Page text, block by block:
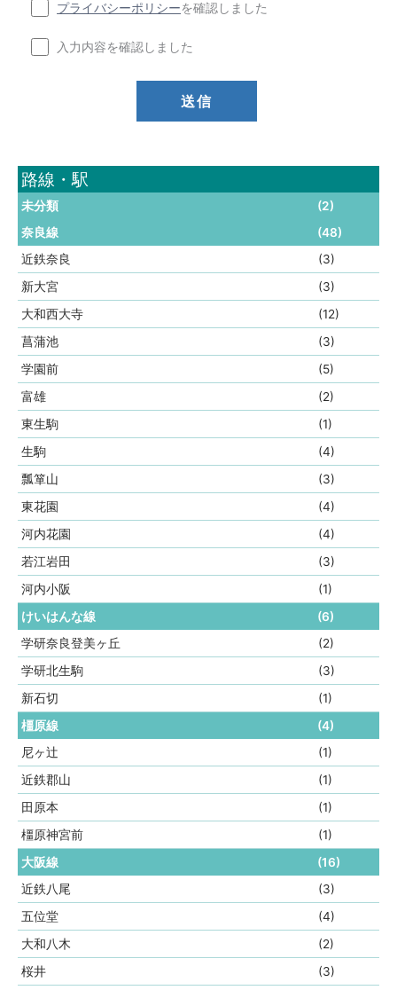
プライバシーポリシーを確認しました
入力内容を確認しました
路線・駅
未分類
(2)
奈良線
(48)
近鉄奈良
(3)
新大宮
(3)
大和西大寺
(12)
菖蒲池
(3)
学園前
(5)
富雄
(2)
東生駒
(1)
生駒
(4)
瓢箪山
(3)
東花園
(4)
河内花園
(4)
若江岩田
(3)
河内小阪
(1)
けいはんな線
(6)
学研奈良登美ヶ丘
(2)
学研北生駒
(3)
新石切
(1)
橿原線
(4)
尼ヶ辻
(1)
近鉄郡山
(1)
田原本
(1)
橿原神宮前
(1)
大阪線
(16)
近鉄八尾
(3)
五位堂
(4)
大和八木
(2)
桜井
(3)